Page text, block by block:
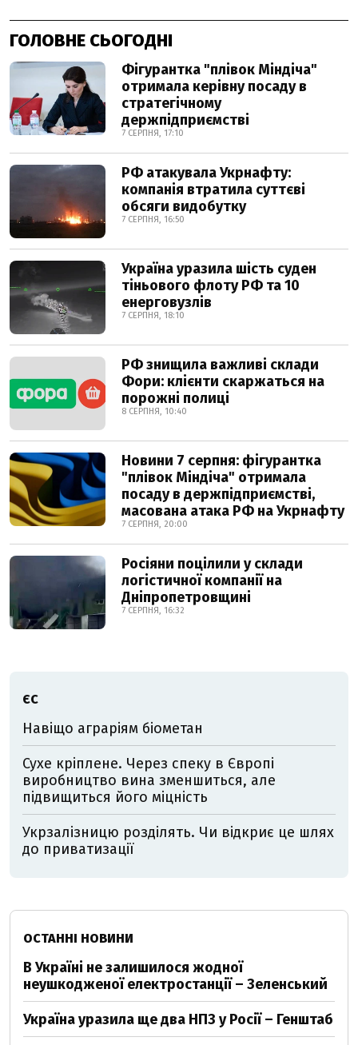
ГОЛОВНЕ СЬОГОДНІ
Фігурантка "плівок Міндіча"
отримала керівну посаду в
стратегічному
держпідприємстві
7 СЕРПНЯ, 17:10
РФ атакувала Укрнафту:
компанія втратила суттєві
обсяги видобутку
7 СЕРПНЯ, 16:50
Україна уразила шість суден
тіньового флоту РФ та 10
енерговузлів
7 СЕРПНЯ, 18:10
РФ знищила важливі склади
Фори: клієнти скаржаться на
порожні полиці
8 СЕРПНЯ, 10:40
Новини 7 серпня: фігурантка
"плівок Міндіча" отримала
посаду в держпідприємстві,
масована атака РФ на Укрнафту
7 СЕРПНЯ, 20:00
Росіяни поцілили у склади
логістичної компанії на
Дніпропетровщині
7 СЕРПНЯ, 16:32
ЄС
Навіщо аграріям біометан
Сухе кріплене. Через спеку в Європі
виробництво вина зменшиться, але
підвищиться його міцність
Укрзалізницю розділять. Чи відкриє це шлях
до приватизації
ОСТАННІ НОВИНИ
В Україні не залишилося жодної
неушкодженої електростанції – Зеленський
Україна уразила ще два НПЗ у Росії – Генштаб